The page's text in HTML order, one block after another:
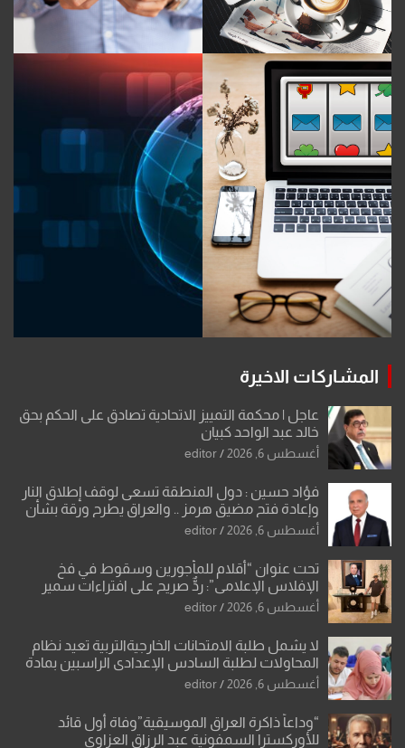
المشاركات الاخيرة
عاجل | محكمة التمييز الاتحادية تصادق على الحكم بحق
خالد عبد الواحد كبيان
أغسطس 6, 2026 editor
فؤاد حسين : دول المنطقة تسعى لوقف إطلاق النار
وإعادة فتح مضيق هرمز .. والعراق يطرح ورقة بشأن
تحولات القدس
أغسطس 6, 2026 editor
تحت عنوان “أقلام للمأجورين وسقوط في فخ
الإفلاس الإعلامي”: ردٌّ صريح على افتراءات سمير
الشكرجي
أغسطس 6, 2026 editor
لا يشمل طلبة الامتحانات الخارجيةالتربية تعيد نظام
المحاولات لطلبة السادس الإعدادي الراسبين بمادة
أو مادتين
أغسطس 6, 2026 editor
“وداعاً ذاكرة العراق الموسيقية”وفاة أول قائد
للأوركسترا السمفونية عبد الرزاق العزاوي